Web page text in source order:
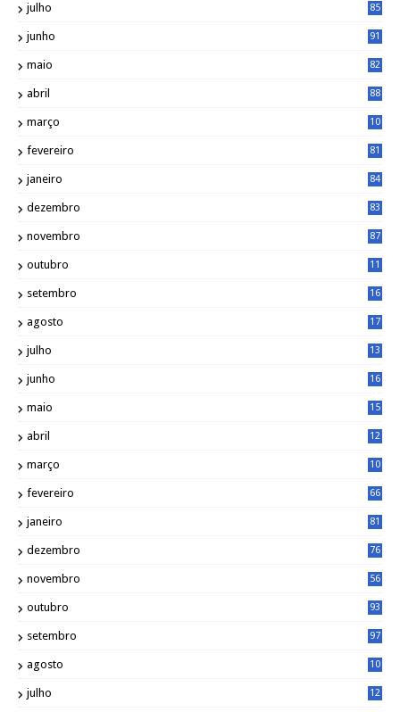
julho 85
junho 91
maio 82
abril 88
março
10
fevereiro 81
janeiro 84
dezembro 83
novembro 87
outubro
11
setembro
16
agosto
17
julho
13
junho
16
maio
15
abril
12
março
10
fevereiro 66
janeiro 81
dezembro 76
novembro 56
outubro 93
setembro 97
agosto
10
julho
12